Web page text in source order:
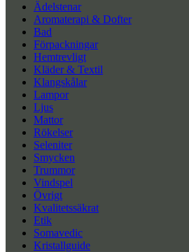
Ädelstenar
Aromaterapi & Dofter
Bad
Förpackningar
Hemtrevligt
Kläder & Textil
Klangskålar
Lampor
Ljus
Mattor
Rökelser
Seleniter
Smycken
Trummor
Vindspel
Övrigt
Kvalitetssäkrat
Etik
Somavedic
Kristallguide